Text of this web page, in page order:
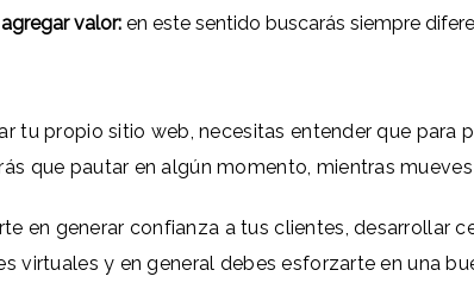
valor: en este sentido buscarás siempre
tu propio sitio web, necesitas entender que
que pautar en algún momento, mientras
en generar confianza a tus clientes, desarrollar
virtuales y en general debes esforzarte en una